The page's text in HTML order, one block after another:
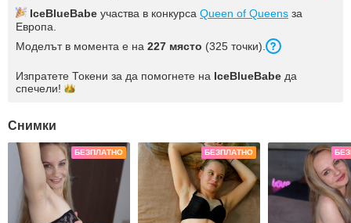
IceBlueBabe участва в конкурса Queen of Queens за
Европа.
Моделът в момента е на 227 място (325 точки).
Изпратете Токени за да помогнете на IceBlueBabe да
спечели!
Снимки
БЕЗПЛАТНО БЕЗПЛАТНО